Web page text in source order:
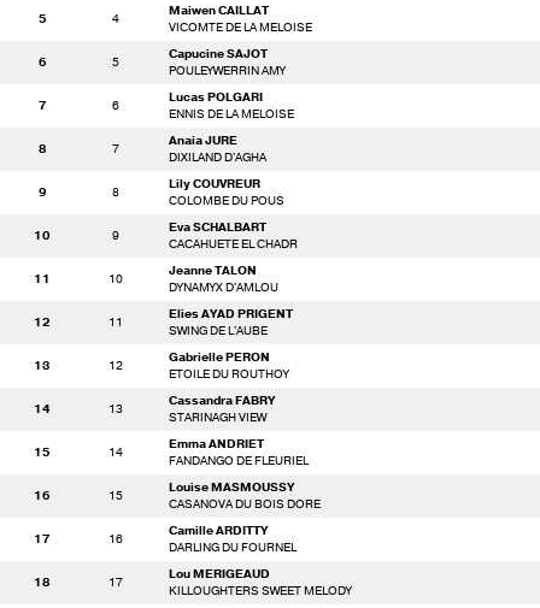
5 4
Maiwen CAILLAT
VICOMTE DE LA MELOISE
6 5
Capucine SAJOT
POULEYWERRIN AMY
7 6
Lucas POLGARI
ENNIS DE LA MELOISE
8 7
Anaia JURE
DIXILAND D'AGHA
9 8
Lily COUVREUR
COLOMBE DU POUS
10 9
Eva SCHALBART
CACAHUETE EL CHADR
11 10
Jeanne TALON
DYNAMYX D'AMLOU
12 11
Elies AYAD PRIGENT
SWING DE L'AUBE
13 12
Gabrielle PERON
ETOILE DU ROUTHOY
14 13
Cassandra FABRY
STARINAGH VIEW
15 14
Emma ANDRIET
FANDANGO DE FLEURIEL
16 15
Louise MASMOUSSY
CASANOVA DU BOIS DORE
17 16
Camille ARDITTY
DARLING DU FOURNEL
18 17
Lou MERIGEAUD
KILLOUGHTERS SWEET MELODY